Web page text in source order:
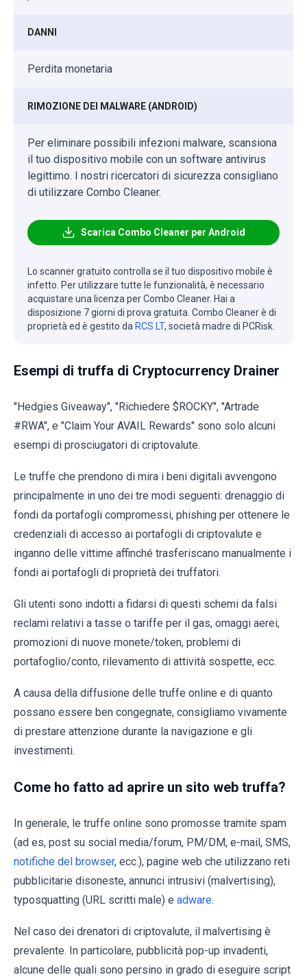
DANNI
Perdita monetaria
RIMOZIONE DEI MALWARE (ANDROID)
Per eliminare possibili infezioni malware, scansiona
il tuo dispositivo mobile con un software antivirus
legittimo. I nostri ricercatori di sicurezza consigliano
di utilizzare Combo Cleaner.
Scarica Combo Cleaner per Android
Lo scanner gratuito controlla se il tuo dispositivo mobile è
infetto. Per utilizzare tutte le funzionalità, è necessario
acquistare una licenza per Combo Cleaner. Hai a
disposizione 7 giorni di prova gratuita. Combo Cleaner è di
proprietà ed è gestito da RCS LT, società madre di PCRisk.
Esempi di truffa di Cryptocurrency Drainer
"Hedgies Giveaway", "Richiedere $ROCKY", "Artrade
#RWA", e "Claim Your AVAIL Rewards" sono solo alcuni
esempi di prosciugatori di criptovalute.
Le truffe che prendono di mira i beni digitali avvengono
principalmente in uno dei tre modi seguenti: drenaggio di
fondi da portafogli compromessi, phishing per ottenere le
credenziali di accesso ai portafogli di criptovalute e
inganno delle vittime affinché trasferiscano manualmente i
fondi ai portafogli di proprietà dei truffatori.
Gli utenti sono indotti a fidarsi di questi schemi da falsi
reclami relativi a tasse o tariffe per il gas, omaggi aerei,
promozioni di nuove monete/token, problemi di
portafoglio/conto, rilevamento di attività sospette, ecc.
A causa della diffusione delle truffe online e di quanto
possano essere ben congegnate, consigliamo vivamente
di prestare attenzione durante la navigazione e gli
investimenti.
Come ho fatto ad aprire un sito web truffa?
In generale, le truffe online sono promosse tramite spam
(ad es, post su social media/forum, PM/DM, e-mail, SMS,
notifiche del browser, ecc.), pagine web che utilizzano reti
pubblicitarie disoneste, annunci intrusivi (malvertising),
typosquatting (URL scritti male) e adware.
Nel caso dei drenatori di criptovalute, il malvertising è
prevalente. In particolare, pubblicità pop-up invadenti,
alcune delle quali sono persino in grado di eseguire script